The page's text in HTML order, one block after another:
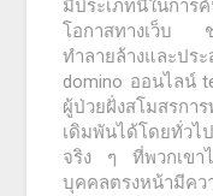
มีประเภทนี้ในการ
โอกาสทางเว็บ ช่
ทำลายล้างและปร
domino ออนไลน์
ผู้ป่วยฝั่งสโมสรก
เดิมพันได้โดยทั่วไ
จริง ๆ ที่พวกเขาไ
บุคคลตรงหน้ามีคว